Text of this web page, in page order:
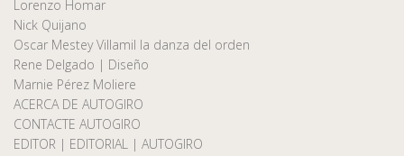
Lorenzo Homar
Nick Quijano
Oscar Mestey Villamil la danza del orden
Rene Delgado | Diseño
Marnie Pérez Moliere
ACERCA DE AUTOGIRO
CONTACTE AUTOGIRO
EDITOR | EDITORIAL | AUTOGIRO